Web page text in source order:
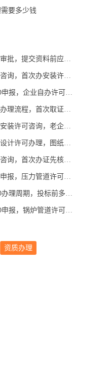
要多少钱
交资料前应完成哪些自查
办安装许可应找哪家机构
自办许可容易遗漏哪些环节
首次取证现场评审查什么
，老企业新办要补哪些资料
理，图纸人员条件怎么核查
首次办证先核查哪些条件
力管道许可条件怎么核验
期，投标前多久启动合适
锅炉管道许可审核要点
资质办理